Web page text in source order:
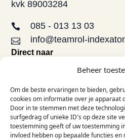
Beheer
Om de beste ervaringen te bieden,
cookies om informatie over je apparaat
Door in te stemmen met deze
surfgedrag of unieke ID's op deze site
toestemming geeft of uw toestemming
invloed hebben op bepaalde functies en
kvk 89003284
085 - 013 13 03
info@teamrol-
Direct naar
De TRI-methode
FAQ
Contact
Informatie